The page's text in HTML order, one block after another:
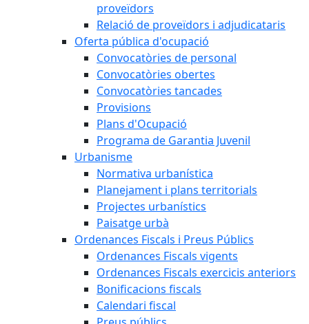
proveïdors
Relació de proveïdors i adjudicataris
Oferta pública d'ocupació
Convocatòries de personal
Convocatòries obertes
Convocatòries tancades
Provisions
Plans d'Ocupació
Programa de Garantia Juvenil
Urbanisme
Normativa urbanística
Planejament i plans territorials
Projectes urbanístics
Paisatge urbà
Ordenances Fiscals i Preus Públics
Ordenances Fiscals vigents
Ordenances Fiscals exercicis anteriors
Bonificacions fiscals
Calendari fiscal